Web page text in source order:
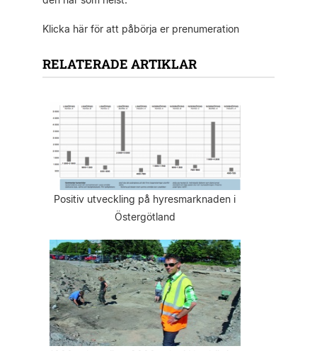
Klicka här för att påbörja er prenumeration
RELATERADE ARTIKLAR
Positiv utveckling på hyresmarknaden i
Östergötland